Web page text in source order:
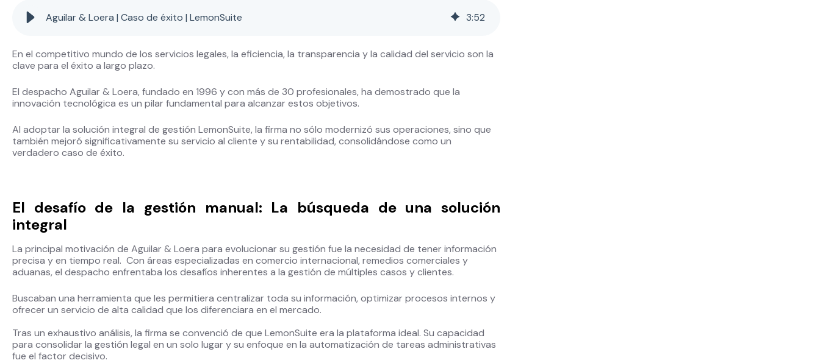
Aguilar & Loera | Caso de éxito | LemonSuite 3:52
En el competitivo mundo de los servicios legales, la eficiencia, la transparencia y la calidad del servicio son la
clave para el éxito a largo plazo.
El despacho Aguilar & Loera, fundado en 1996 y con más de 30 profesionales, ha demostrado que la
innovación tecnológica es un pilar fundamental para alcanzar estos objetivos.
Al adoptar la solución integral de gestión LemonSuite, la firma no sólo modernizó sus operaciones, sino que
también mejoró significativamente su servicio al cliente y su rentabilidad, consolidándose como un
verdadero caso de éxito.
El desafío de la gestión manual: La búsqueda de una solución
integral
La principal motivación de Aguilar & Loera para evolucionar su gestión fue la necesidad de tener información
precisa y en tiempo real. Con áreas especializadas en comercio internacional, remedios comerciales y
aduanas, el despacho enfrentaba los desafíos inherentes a la gestión de múltiples casos y clientes.
Buscaban una herramienta que les permitiera centralizar toda su información, optimizar procesos internos y
ofrecer un servicio de alta calidad que los diferenciara en el mercado.
Tras un exhaustivo análisis, la firma se convenció de que LemonSuite era la plataforma ideal. Su capacidad
para consolidar la gestión legal en un solo lugar y su enfoque en la automatización de tareas administrativas
fue el factor decisivo.